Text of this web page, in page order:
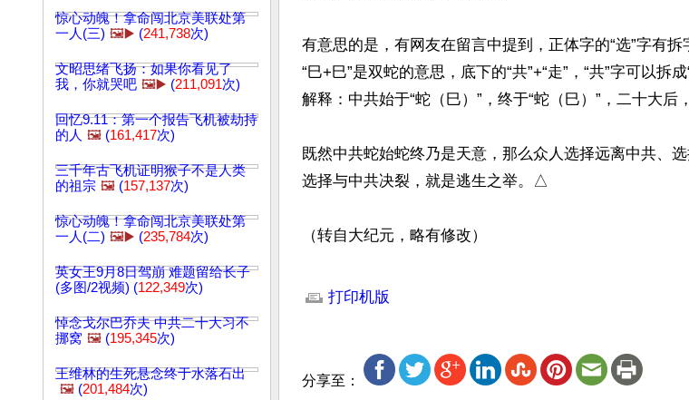
惊心动魄！拿命闯北京美联处第
一人(三) 🖼️▶️ (241,738次)
文昭思绪飞扬：如果你看见了
我，你就哭吧 🖼️▶️ (211,091次)
回忆9.11：第一个报告飞机被劫持
的人 🖼️ (161,417次)
三千年古飞机证明猴子不是人类
的祖宗 🖼️ (157,137次)
惊心动魄！拿命闯北京美联处第
一人(二) 🖼️▶️ (235,784次)
英女王9月8日驾崩 难题留给长子
(多图/2视频) (122,349次)
悼念戈尔巴乔夫 中共二十大习不
挪窝 🖼️ (195,345次)
王维林的生死悬念终于水落石出
🖼️ (201,484次)
有意思的是，有网友在留言中提到，正体字的“选”字有拆
“巳+巳”是双蛇的意思，底下的“共”+“走”，“共”字可以拆
解释：中共始于“蛇（巳）”，终于“蛇（巳）”，二十大后
既然中共蛇始蛇终乃是天意，那么众人选择远离中共、选
选择与中共决裂，就是逃生之举。△
（转自大纪元，略有修改）
打印机版
分享至：